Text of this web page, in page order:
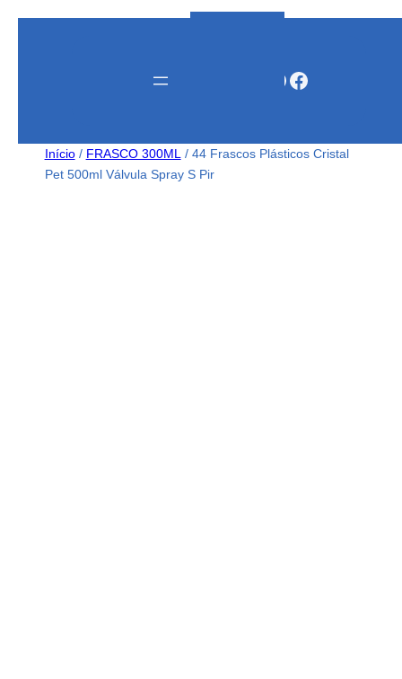
Facebook
Início/ FRASCO 300ML / 44 Frascos Plásticos Cristal
Pet 500ml Válvula Spray S Pir